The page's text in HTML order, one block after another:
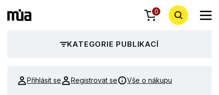
0
KATEGORIE PUBLIKACÍ
Přihlásit se Registrovat se Vše o nákupu